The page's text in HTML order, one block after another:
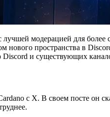
лучшей модерацией для более
нового пространства в
Discord и существующих
с X. В своем посте он